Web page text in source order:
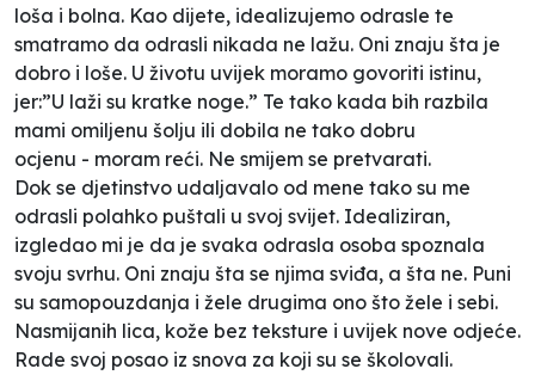
loša i bolna. Kao dijete, idealizujemo odrasle te
smatramo da odrasli nikada ne lažu. Oni znaju šta je
dobro i loše. U životu uvijek moramo govoriti istinu,
jer:”U laži su kratke noge.” Te tako kada bih razbila
mami omiljenu šolju ili dobila ne tako dobru
ocjenu - moram reći. Ne smijem se pretvarati.
Dok se djetinstvo udaljavalo od mene tako su me
odrasli polahko puštali u svoj svijet. Idealiziran,
izgledao mi je da je svaka odrasla osoba spoznala
svoju svrhu. Oni znaju šta se njima sviđa, a šta ne. Puni
su samopouzdanja i žele drugima ono što žele i sebi.
Nasmijanih lica, kože bez teksture i uvijek nove odjeće.
Rade svoj posao iz snova za koji su se školovali.